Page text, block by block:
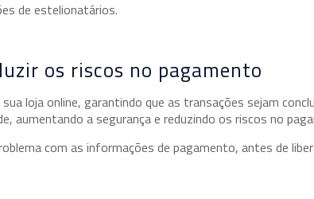
de estelionatários.
os riscos no pagamento
loja online, garantindo que as transações sejam
aumentando a segurança e reduzindo os riscos no
com as informações de pagamento, antes de